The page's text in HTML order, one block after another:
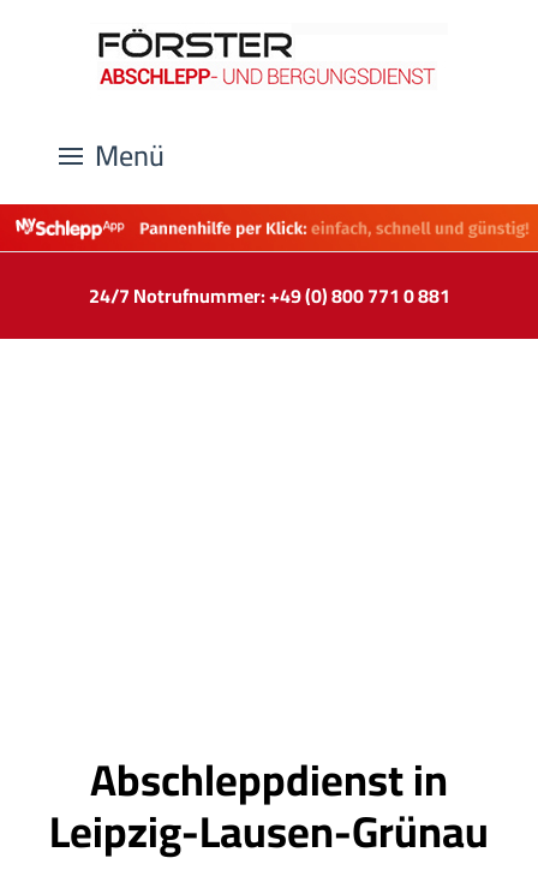
Menü
24/7 Notrufnummer: +49 (0) 800 771 0 881
Abschleppdienst in
Leipzig-Lausen-Grünau